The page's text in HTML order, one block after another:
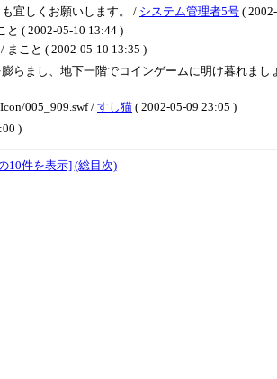
宜しくお願いします。 / システム管理者5号 (
( 2002-05-10 13:44 )
こと ( 2002-05-10 13:35 )
らまし、地下一階でコインゲームに明け暮れまし
005_909.swf /すし猫 ( 2002-05-09 23:05 )
)
10件を表示] (総目次)